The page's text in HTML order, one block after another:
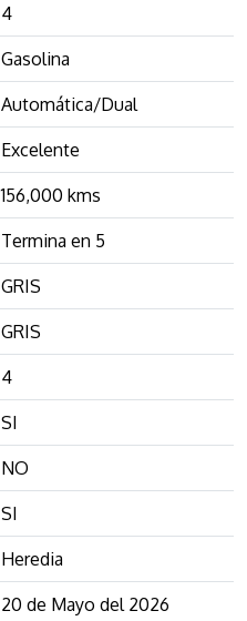
4
Gasolina
Automática/Dual
Excelente
156,000 kms
Termina en 5
GRIS
GRIS
4
SI
NO
SI
Heredia
20 de Mayo del 2026